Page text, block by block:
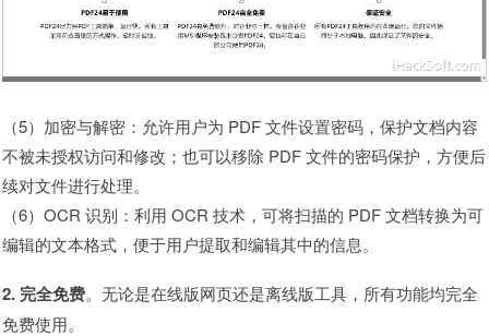
（5）加密与解密：允许用户为 PDF 文件设置密码，保护文档内容
不被未授权访问和修改；也可以移除 PDF 文件的密码保护，方便后
续对文件进行处理。
（6）OCR 识别：利用 OCR 技术，可将扫描的 PDF 文档转换为可
编辑的文本格式，便于用户提取和编辑其中的信息。
2. 完全免费。无论是在线版网页还是离线版工具，所有功能均完全
免费使用。